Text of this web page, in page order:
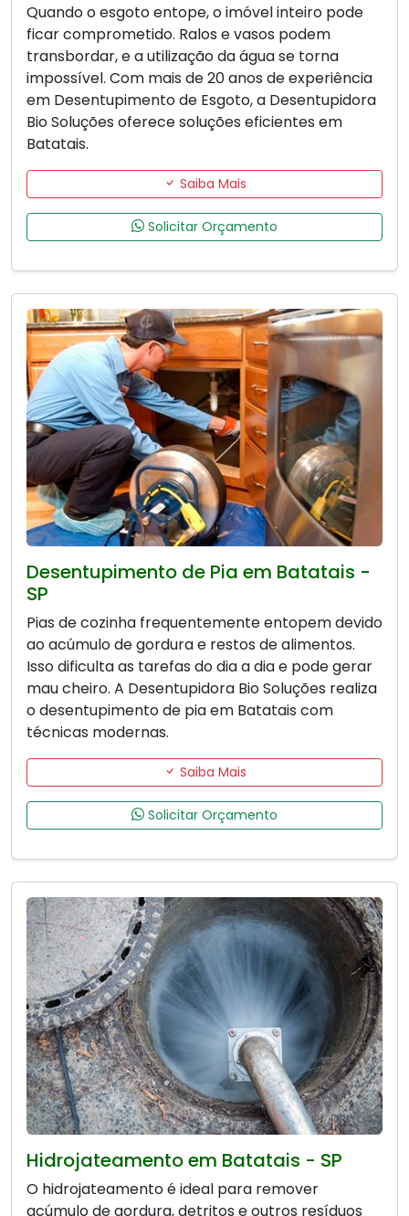
Quando o esgoto entope, o imóvel inteiro pode
ficar comprometido. Ralos e vasos podem
transbordar, e a utilização da água se torna
impossível. Com mais de 20 anos de experiência
em Desentupimento de Esgoto, a Desentupidora
Bio Soluções oferece soluções eficientes em
Batatais.
Saiba Mais
Solicitar Orçamento
Desentupimento de Pia em Batatais -
SP
Pias de cozinha frequentemente entopem devido
ao acúmulo de gordura e restos de alimentos.
Isso dificulta as tarefas do dia a dia e pode gerar
mau cheiro. A Desentupidora Bio Soluções realiza
o desentupimento de pia em Batatais com
técnicas modernas.
Saiba Mais
Solicitar Orçamento
Hidrojateamento em Batatais - SP
O hidrojateamento é ideal para remover
acúmulo de gordura, detritos e outros resíduos